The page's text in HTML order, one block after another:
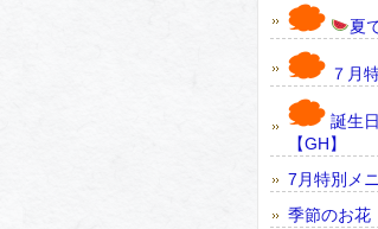
夏
７月
誕生
【GH】
7月特別メ
季節のお花